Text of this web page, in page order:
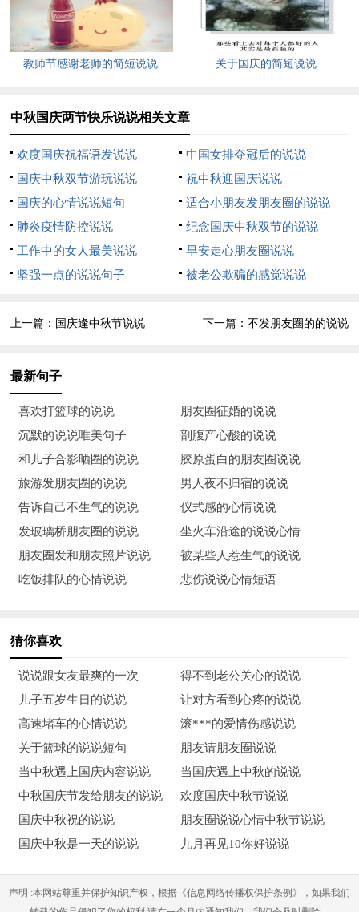
相对浴中秋。花团锦簇因喜庆，金菊吐蕊赞月明。国运昌盛人富
裕，月饼酥甜人团圆。盛世人人创富忙，双节祝福秋水长。中秋
团团圆圆，国庆快快乐乐！
鞭炮耳边响，欢笑烟花都绽放，小家和睦大家繁荣，事业家庭都
火红。祝双节愉快，合家美满。
8、 中秋国庆已来到，欣喜若狂歌舞蹈。万里山川庆佳节，举杯
共饮喜望外。亿万人民大团结，良宵吉日逢双喜。祖国强盛民富
裕;同和同庆同祝节。祝福朋友：双节愉快！兴高采烈。甜甜蜜
蜜，幸福多多。
9、 鞭炮声声节日浓，晚风清凉祝福萦;春去秋来又华诞，明月如
庆跟随佳节到。双节相遇世间少，如今巧遇在今朝。嫦娥月宫向
下瞧，只见九州同庆红旗飘。举杯共把明月赏，祝愿祖国前程无
限好。祝国庆节快乐！
11、 中秋圆月照苍穹，家家户户赏月明，祖国生日小长假，外
出旅游乐开花，吃月饼，看月亮，合家团圆喜洋洋，登泰山，爬
长城，游览祖国好风景。中秋国庆连着过，愿大家双节心情爽，
幸福心头漾！
12、 月宫嫦娥舞蹁跹，合家团圆在人间，中秋连着国庆过，热
热闹闹同欢乐，红旗飘飘国兴旺，皓月当空送吉祥，双节到来心
13、 中秋佳节月饼香，国庆到来红旗扬。美酒佳肴刚谢幕，莺
歌燕舞又登场。月圆人圆家团圆，共祝祖国福绵长。双节合璧人
欢笑，吉祥如意福运广。祝你好运连连到，万事如意烦恼抛！
14、 花含情，水含笑，中秋国庆双节到;丹桂香，明月照，合家
团圆话今朝;红旗舞，烟花笑，万里神州共良宵;彩云飘，问候
到，“双节”祝君乐逍遥！
15、 嘴里还有月饼香甜的回味，脑海里还有嫦娥动人的妩媚，
问候里还有花好月圆的余味，欢声里还有烟花燃放的兴奋，中秋
里，爱情双赢，成功双赢，财富双赢！
教师节感谢老师的简短说说 关于国庆的简短说说
中秋国庆两节快乐说说相关文章
欢度国庆祝福语发说说
中国女排夺冠后的说说
国庆中秋双节游玩说说
祝中秋迎国庆说说
国庆的心情说说短句
适合小朋友发朋友圈的说说
肺炎疫情防控说说
纪念国庆中秋双节的说说
工作中的女人最美说说
早安走心朋友圈说说
坚强一点的说说句子
被老公欺骗的感觉说说
上一篇： 国庆逢中秋节说说 下一篇： 不发朋友圈的的说说
最新句子
喜欢打篮球的说说
朋友圈征婚的说说
沉默的说说唯美句子
剖腹产心酸的说说
和儿子合影晒圈的说说
胶原蛋白的朋友圈说说
旅游发朋友圈的说说
男人夜不归宿的说说
告诉自己不生气的说说
仪式感的心情说说
发玻璃桥朋友圈的说说
坐火车沿途的说说心情
朋友圈发和朋友照片说说
被某些人惹生气的说说
吃饭排队的心情说说
悲伤说说心情短语
猜你喜欢
说说跟女友最爽的一次
得不到老公关心的说说
儿子五岁生日的说说
让对方看到心疼的说说
高速堵车的心情说说
滚***的爱情伤感说说
关于篮球的说说短句
朋友请朋友圈说说
当中秋遇上国庆内容说说
当国庆遇上中秋的说说
中秋国庆节发给朋友的说说
欢度国庆中秋节说说
国庆中秋祝的说说
朋友圈说说心情中秋节说说
国庆中秋是一天的说说
九月再见10你好说说
声明 :本网站尊重并保护知识产权，根据《信息网络传播权保护条例》，如果我们